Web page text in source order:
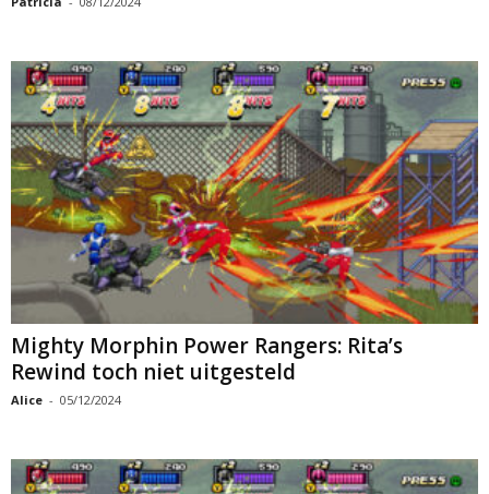
Mighty Morphin Power Rangers: Rita’s
Rewind toch niet uitgesteld
Alice - 05/12/2024